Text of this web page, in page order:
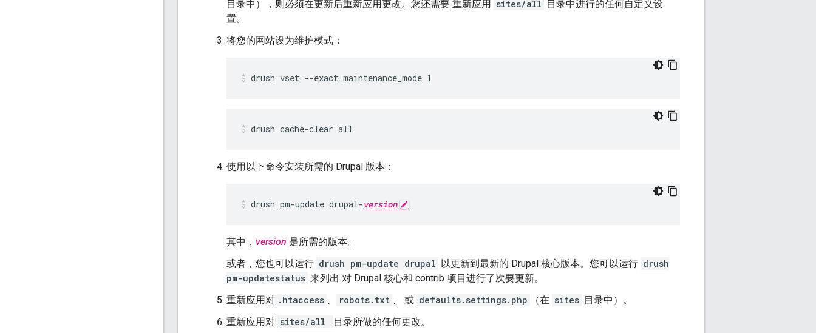
目录中），则必须在更新后重新应用更改。您还需要 重新应用 sites/all 目录中进行的任何自定义设
置。
将您的网站设为维护模式：
drush vset --exact maintenance_mode 1
drush cache-clear all
使用以下命令安装所需的 Drupal 版本：
drush pm-update drupal- version
其中， version 是所需的版本。
或者，您也可以运行 drush pm-update drupal 以更新到最新的 Drupal 核心版本。您可以运行 drush
pm-updatestatus 来列出 对 Drupal 核心和 contrib 项目进行了次要更新。
重新应用对 .htaccess 、 robots.txt 、 或 defaults.settings.php （在 sites 目录中）。
重新应用对 sites/all
目录所做的任何更改。